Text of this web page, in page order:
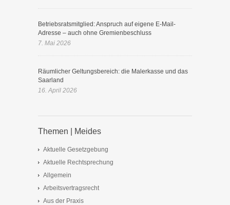
Betriebsratsmitglied: Anspruch auf eigene E-Mail-
Adresse – auch ohne Gremienbeschluss
7. Mai 2026
Räumlicher Geltungsbereich: die Malerkasse und das
Saarland
16. April 2026
Themen | Meides
Aktuelle Gesetzgebung
Aktuelle Rechtsprechung
Allgemein
Arbeitsvertragsrecht
Aus der Praxis